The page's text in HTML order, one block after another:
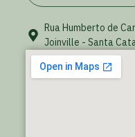
Rua Humberto de
Joinville - Santa